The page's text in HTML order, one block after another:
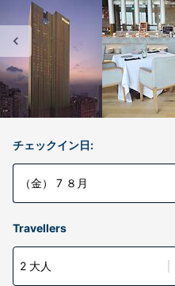
チェックイン日:
（金） 7 ８月
Travellers
2 大人